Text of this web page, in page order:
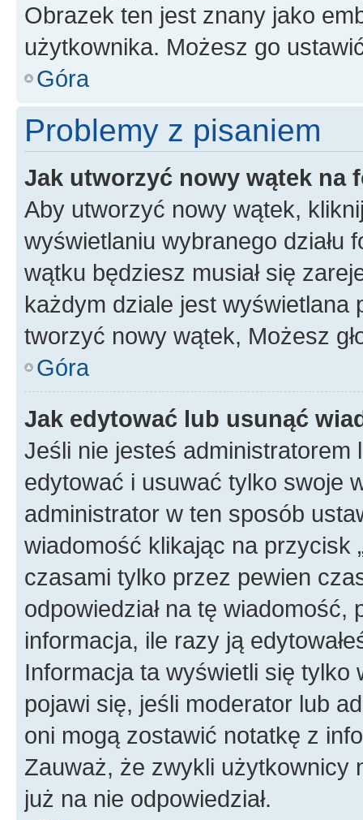
Obrazek ten jest znany jako
użytkownika. Możesz go
Góra
Problemy z pisaniem
Jak utworzyć nowy wątek na
Aby utworzyć nowy wątek,
wyświetlaniu wybranego działu
wątku będziesz musiał się
każdym dziale jest wyświetlana
tworzyć nowy wątek, Możesz
Góra
Jak edytować lub usunąć
Jeśli nie jesteś
edytować i usuwać tylko swoje
administrator w ten sposób
wiadomość klikając na przycisk
czasami tylko przez pewien
odpowiedział na tę
informacja, ile razy ją
Informacja ta wyświetli się tylko
pojawi się, jeśli moderator lub
oni mogą zostawić notatkę z
Zauważ, że zwykli użytkownicy
już na nie odpowiedział.